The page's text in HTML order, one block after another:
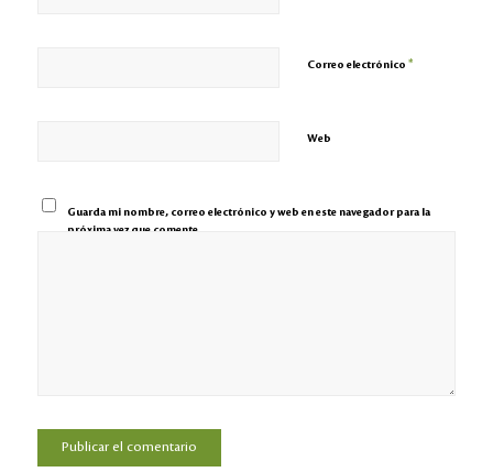
Correo electrónico *
Web
Guarda mi nombre, correo electrónico y web en este navegador para la
próxima vez que comente.